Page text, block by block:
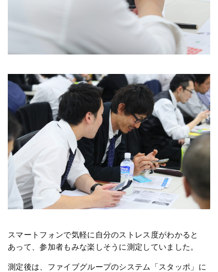
スマートフォンで気軽に自分のストレス度がわかると
あって、参加者もみな楽しそうに測定していました。
測定後は、ファイブグループのシステム「スタッポ」に